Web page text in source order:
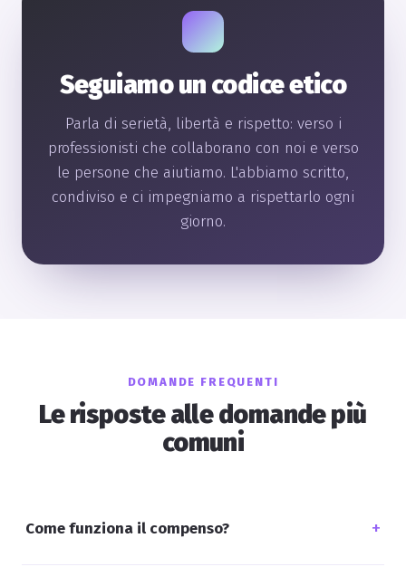
Seguiamo un codice etico
Parla di serietà, libertà e rispetto: verso i
professionisti che collaborano con noi e verso
le persone che aiutiamo. L'abbiamo scritto,
condiviso e ci impegniamo a rispettarlo ogni
giorno.
DOMANDE FREQUENTI
Le risposte alle domande più
comuni
Come funziona il compenso? +